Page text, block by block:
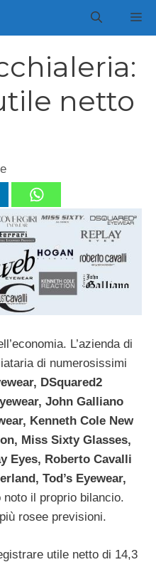
netto
L’azienda di
di numerosissimi
DSquared2
John Galliano
Kenneth Cole New
Miss Sixty Glasses,
Eyes, Roberto Cavalli
Tod’s Eyewear,
noto il proprio bilancio.
rosee previsioni.
utile netto di 14,3